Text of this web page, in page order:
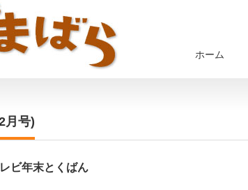
ホーム
月号)
ビ年末とくばん